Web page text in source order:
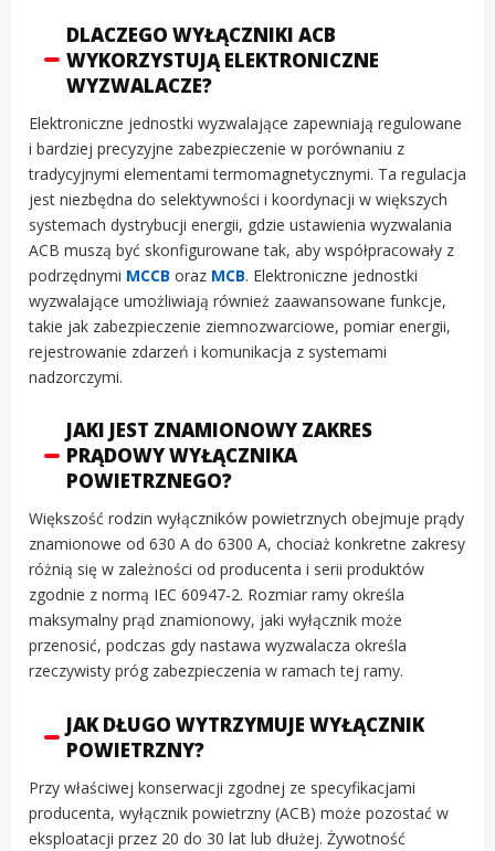
DLACZEGO WYŁĄCZNIKI ACB
WYKORZYSTUJĄ ELEKTRONICZNE
WYZWALACZE?
Elektroniczne jednostki wyzwalające zapewniają regulowane
i bardziej precyzyjne zabezpieczenie w porównaniu z
tradycyjnymi elementami termomagnetycznymi. Ta regulacja
jest niezbędna do selektywności i koordynacji w większych
systemach dystrybucji energii, gdzie ustawienia wyzwalania
ACB muszą być skonfigurowane tak, aby współpracowały z
podrzędnymi MCCB oraz MCB. Elektroniczne jednostki
wyzwalające umożliwiają również zaawansowane funkcje,
takie jak zabezpieczenie ziemnozwarciowe, pomiar energii,
rejestrowanie zdarzeń i komunikacja z systemami
nadzorczymi.
JAKI JEST ZNAMIONOWY ZAKRES
PRĄDOWY WYŁĄCZNIKA
POWIETRZNEGO?
Większość rodzin wyłączników powietrznych obejmuje prądy
znamionowe od 630 A do 6300 A, chociaż konkretne zakresy
różnią się w zależności od producenta i serii produktów
zgodnie z normą IEC 60947-2. Rozmiar ramy określa
maksymalny prąd znamionowy, jaki wyłącznik może
przenosić, podczas gdy nastawa wyzwalacza określa
rzeczywisty próg zabezpieczenia w ramach tej ramy.
JAK DŁUGO WYTRZYMUJE WYŁĄCZNIK
POWIETRZNY?
Przy właściwej konserwacji zgodnej ze specyfikacjami
producenta, wyłącznik powietrzny (ACB) może pozostać w
eksploatacji przez 20 do 30 lat lub dłużej. Żywotność